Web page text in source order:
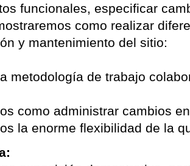
funcionales, especificar
como realizar
y mantenimiento del sitio:
metodología de trabajo
como administrar cambios
la enorme flexibilidad de la